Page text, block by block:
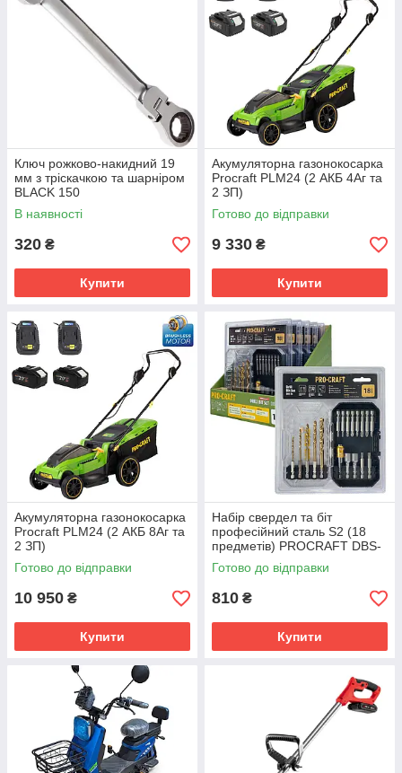
Ключ рожково-накидний 19
мм з тріскачкою та шарніром
BLACK 150
В наявності
320 ₴
Купити
Акумуляторна газонокосарка
Procraft PLM24 (2 АКБ 4Аг та
2 ЗП)
Готово до відправки
9 330 ₴
Купити
Акумуляторна газонокосарка
Procraft PLM24 (2 АКБ 8Аг та
2 ЗП)
Готово до відправки
10 950 ₴
Купити
Набір свердел та біт
професійний сталь S2 (18
предметів) PROCRAFT DBS-
18
Готово до відправки
810 ₴
Купити